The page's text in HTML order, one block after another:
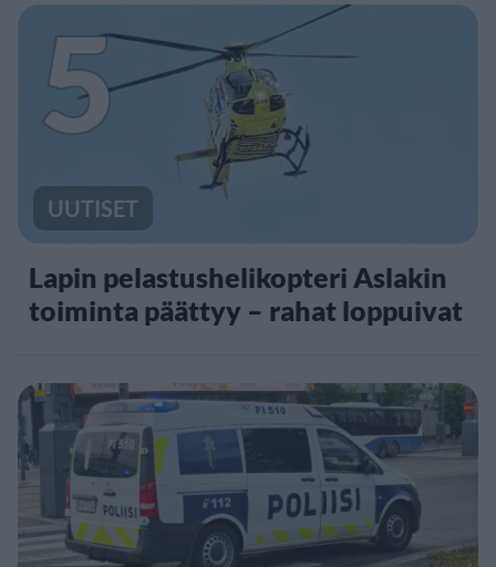
5
UUTISET
Lapin pelastushelikopteri Aslakin
toiminta päättyy – rahat loppuivat